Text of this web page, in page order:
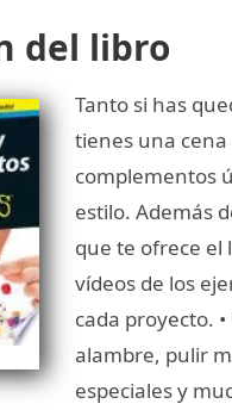
del libro
Tanto si has
tienes una
complementos
estilo. Además
que te ofrece el
vídeos de los
cada proyecto.
alambre, pulir
especiales y